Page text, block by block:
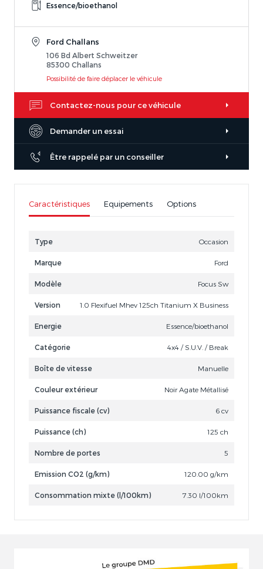
Essence/bioethanol
Ford Challans
106 Bd Albert Schweitzer
85300 Challans
Possibilité de faire déplacer le véhicule
Contactez-nous pour ce véhicule
Demander un essai
Être rappelé par un conseiller
Caractéristiques Equipements Options
Type Occasion
Marque Ford
Modèle Focus Sw
Version 1.0 Flexifuel Mhev 125ch Titanium X Business
Energie Essence/bioethanol
Catégorie 4x4 / S.U.V. / Break
Boîte de vitesse Manuelle
Couleur extérieur Noir Agate Métallisé
Puissance fiscale (cv) 6 cv
Puissance (ch) 125 ch
Nombre de portes 5
Emission CO2 (g/km) 120.00 g/km
Consommation mixte (l/100km) 7.30 l/100km